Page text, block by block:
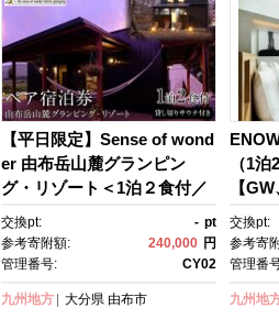
【平日限定】Sense of wond
er 由布岳山麓グランピン
グ・リゾート＜1泊２食付／
プライベートサウナ付き＞ペ
ア宿泊券 | 宿泊券 宿泊 旅行
券 温泉 観光 旅行 ホテル 旅
ルクーポン トラベル ゆふい
交換pt: - pt
参考寄附額:
240,000 円
管理番号:
CY02
九州地方 大分県 由布市
（1
【
利用
8日開
券 温
ルク
交換pt:
参考寄
管理番
九州地